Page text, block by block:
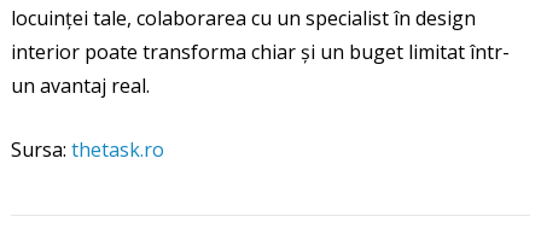
locuinței tale, colaborarea cu un specialist în design
interior poate transforma chiar și un buget limitat într-
un avantaj real.
Sursa: thetask.ro